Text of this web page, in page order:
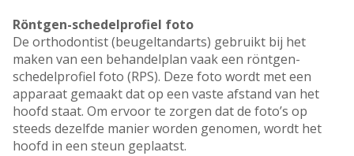
Röntgen-schedelprofiel foto
De orthodontist (beugeltandarts) gebruikt bij het
maken van een behandelplan vaak een röntgen-
schedelprofiel foto (RPS). Deze foto wordt met een
apparaat gemaakt dat op een vaste afstand van het
hoofd staat. Om ervoor te zorgen dat de foto’s op
steeds dezelfde manier worden genomen, wordt het
hoofd in een steun geplaatst.